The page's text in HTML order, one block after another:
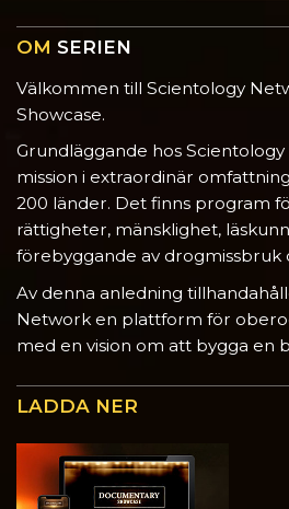
OM SERIEN
Välkommen till Scientology
Showcase.
Grundläggande hos
mission i extraordinär
200 länder. Det finns program
rättigheter, mänsklighet,
förebyggande av drogmissbruk
Av denna anledning
Network en plattform för
med en vision om att bygga en
LADDA NER